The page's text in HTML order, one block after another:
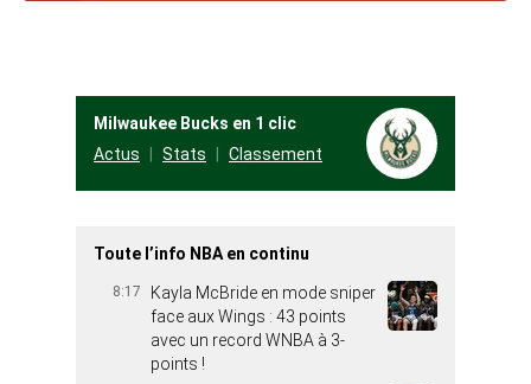
Milwaukee Bucks en 1 clic
Actus
Stats Classement
Toute l’info NBA en continu
8:17
Kayla McBride en mode sniper
face aux Wings : 43 points
avec un record WNBA à 3-
points !